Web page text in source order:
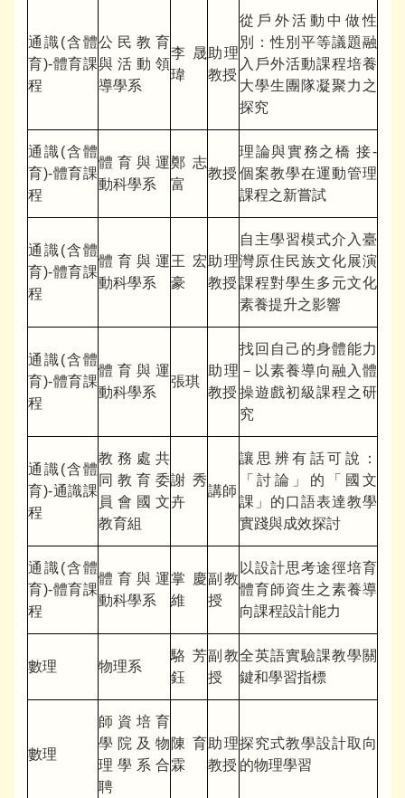
通識(含體
育)-體育課
程
公民教育
與活動領
導學系
李晟
瑋
助理
教授
從戶外活動中做性
別：性別平等議題融
入戶外活動課程培養
大學生團隊凝聚力之
探究
通識(含體
育)-體育課
程
體育與運
動科學系
鄭志
富
教授
理論與實務之橋 接-
個案教學在運動管理
課程之新嘗試
通識(含體
育)-體育課
程
體育與運
動科學系
王宏
豪
助理
教授
自主學習模式介入臺
灣原住民族文化展演
課程對學生多元文化
素養提升之影響
通識(含體
育)-體育課
程
體育與運
動科學系
張琪
助理
教授
找回自己的身體能力
－以素養導向融入體
操遊戲初級課程之研
究
通識(含體
育)-通識課
程
教務處共
同教育委
員會國文
教育組
謝秀
卉
講師
讓思辨有話可說：
「討論」的「國文
課」的口語表達教學
實踐與成效探討
通識(含體
育)-體育課
程
體育與運
動科學系
掌慶
維
副教
授
以設計思考途徑培育
體育師資生之素養導
向課程設計能力
數理 物理系
駱芳
鈺
副教
授
全英語實驗課教學關
鍵和學習指標
數理
師資培育
學院及物
理學系合
聘
陳育
霖
助理
教授
探究式教學設計取向
的物理學習